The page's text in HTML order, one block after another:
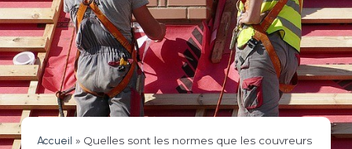
Accueil » Quelles sont les normes que les couvreurs